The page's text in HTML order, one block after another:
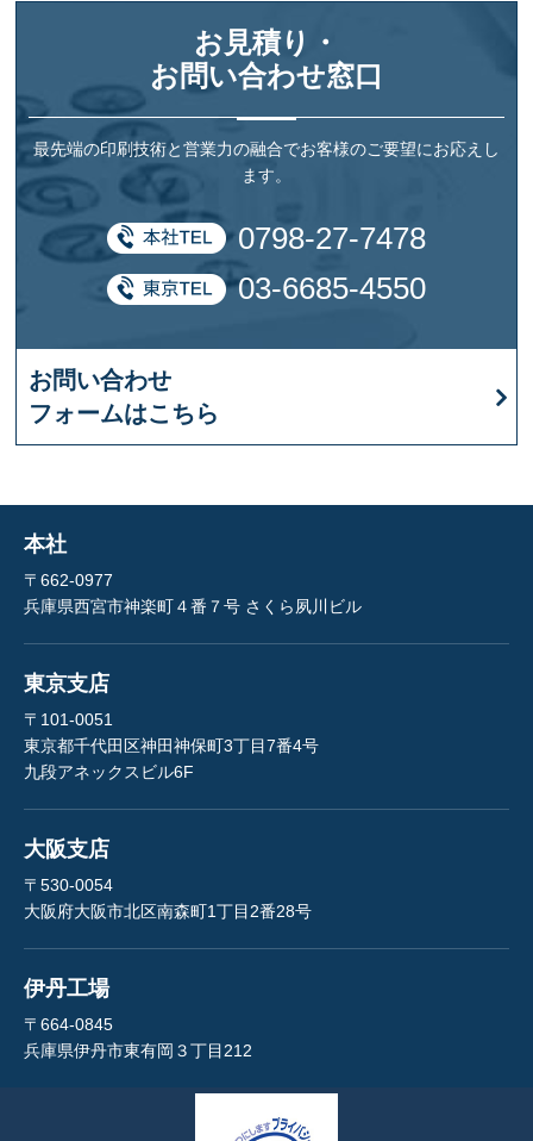
お見積り・
お問い合わせ窓口
最先端の印刷技術と営業力の融合でお客様のご要望にお応えし
ます。
0798-27-7478
03-6685-4550
お問い合わせ
フォームはこちら
本社
〒662-0977
兵庫県西宮市神楽町４番７号 さくら夙川ビル
東京支店
〒101-0051
東京都千代田区神田神保町3丁目7番4号
九段アネックスビル6F
大阪支店
〒530-0054
大阪府大阪市北区南森町1丁目2番28号
伊丹工場
〒664-0845
兵庫県伊丹市東有岡３丁目212